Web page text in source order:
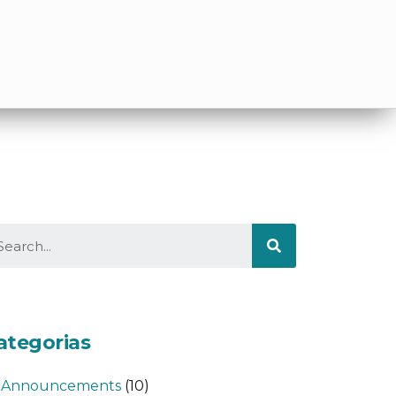
Announcements(10)